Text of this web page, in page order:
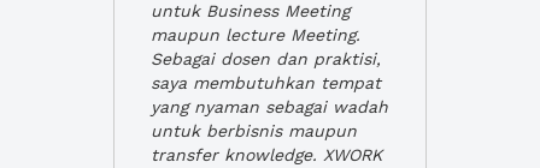
untuk Business Meeting
maupun lecture Meeting.
Sebagai dosen dan praktisi,
saya membutuhkan tempat
yang nyaman sebagai wadah
untuk berbisnis maupun
transfer knowledge. XWORK